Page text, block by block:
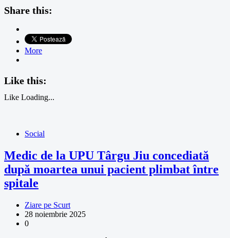
Share this:
More
Like this:
Like Loading...
Social
Medic de la UPU Târgu Jiu concediată
după moartea unui pacient plimbat între
spitale
Ziare pe Scurt
28 noiembrie 2025
0